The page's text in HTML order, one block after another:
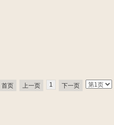
首页 上一页 1 下一页